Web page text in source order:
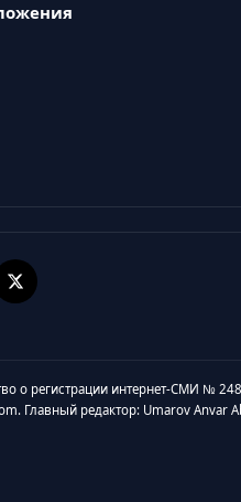
о регистрации интернет-СМИ №
Главный редактор: Umarov